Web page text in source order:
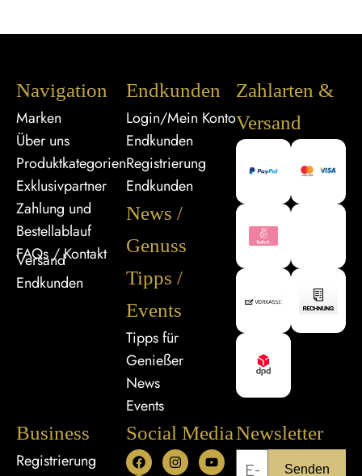
Navigation
Marken
Über uns
Produktkategorien
Exklusivpartner
Zahlung und
Bestellablauf
FAQs / Kontakt
Versand
Endkunden
Endkunden
Login/Mein Konto
Endkunden
Registrierung
Endkunden
News /
Genuss
Tipps /
Events
Tipps für
Genießer
News
Events
Zahlarten &
Versand
Business
Registrierung
Social MediaNewsletter
Senden